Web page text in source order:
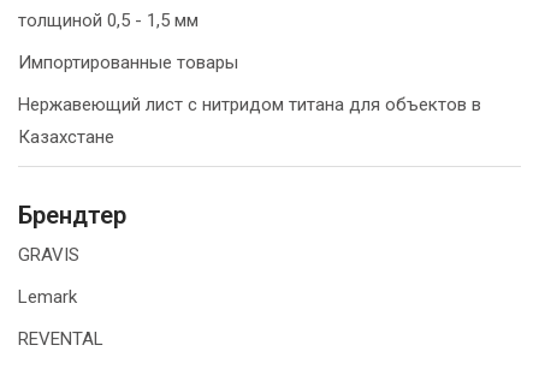
толщиной 0,5 - 1,5 мм
Импортированные товары
Нержавеющий лист с нитридом титана для объектов в
Казахстане
Брендтер
GRAVIS
Lemark
REVENTAL